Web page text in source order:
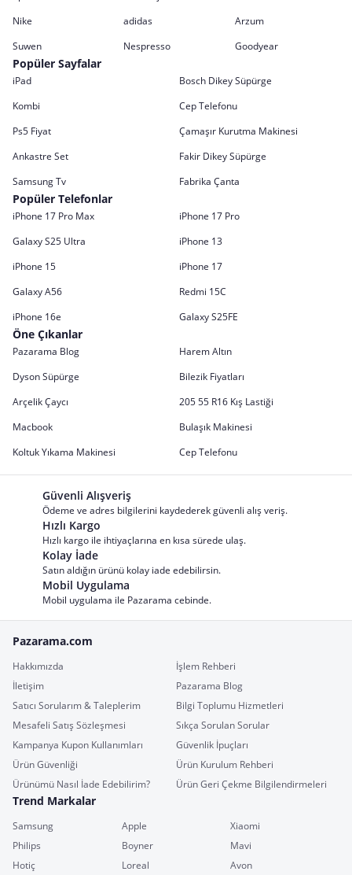
Nike
adidas
Arzum
Suwen
Nespresso Goodyear
Popüler Sayfalar
iPad
Bosch Dikey Süpürge
Kombi
Cep Telefonu
Ps5 Fiyat
Çamaşır Kurutma Makinesi
Ankastre Set
Fakir Dikey Süpürge
Samsung Tv
Fabrika Çanta
Popüler Telefonlar
iPhone 17 Pro Max
iPhone 17 Pro
Galaxy S25 Ultra
iPhone 13
iPhone 15
iPhone 17
Galaxy A56
Redmi 15C
iPhone 16e
Galaxy S25FE
Öne Çıkanlar
Pazarama Blog
Harem Altın
Dyson Süpürge
Bilezik Fiyatları
Arçelik Çaycı
205 55 R16 Kış Lastiği
Macbook
Bulaşık Makinesi
Koltuk Yıkama Makinesi
Cep Telefonu
Güvenli Alışveriş
Ödeme ve adres bilgilerini kaydederek güvenli alış veriş.
Hızlı Kargo
Hızlı kargo ile ihtiyaçlarına en kısa sürede ulaş.
Kolay İade
Satın aldığın ürünü kolay iade edebilirsin.
Mobil Uygulama
Mobil uygulama ile Pazarama cebinde.
Pazarama.com
Hakkımızda
İşlem Rehberi
İletişim
Pazarama Blog
Satıcı Sorularım & Taleplerim
Bilgi Toplumu Hizmetleri
Mesafeli Satış Sözleşmesi
Sıkça Sorulan Sorular
Kampanya Kupon Kullanımları
Güvenlik İpuçları
Ürün Güvenliği
Ürün Kurulum Rehberi
Ürünümü Nasıl İade Edebilirim?
Ürün Geri Çekme Bilgilendirmeleri
Trend Markalar
Samsung Apple
Xiaomi
Philips
Boyner
Mavi
Hotiç
Loreal
Avon